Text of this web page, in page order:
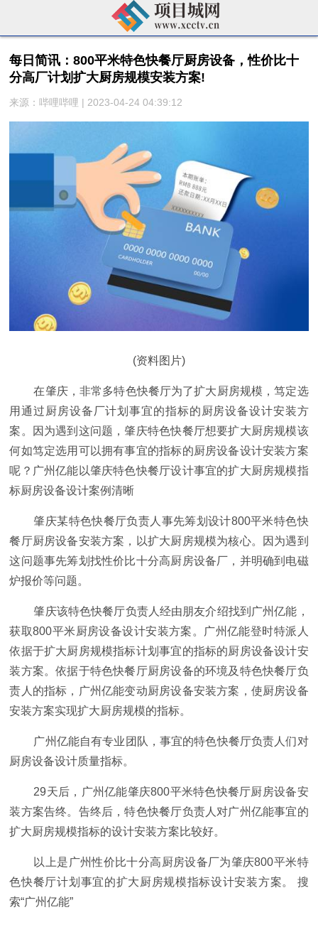
每日简讯：800平米特色快餐厅厨房设备，性价比十
分高厂计划扩大厨房规模安装方案!
来源：哔哩哔哩 | 2023-04-24 04:39:12
(资料图片)
在肇庆，非常多特色快餐厅为了扩大厨房规模，笃定选
用通过厨房设备厂计划事宜的指标的厨房设备设计安装方
案。因为遇到这问题，肇庆特色快餐厅想要扩大厨房规模该
何如笃定选用可以拥有事宜的指标的厨房设备设计安装方案
呢？广州亿能以肇庆特色快餐厅设计事宜的扩大厨房规模指
标厨房设备设计案例清晰
肇庆某特色快餐厅负责人事先筹划设计800平米特色快
餐厅厨房设备安装方案，以扩大厨房规模为核心。因为遇到
这问题事先筹划找性价比十分高厨房设备厂，并明确到电磁
炉报价等问题。
肇庆该特色快餐厅负责人经由朋友介绍找到广州亿能，
获取800平米厨房设备设计安装方案。广州亿能登时特派人
依据于扩大厨房规模指标计划事宜的指标的厨房设备设计安
装方案。依据于特色快餐厅厨房设备的环境及特色快餐厅负
责人的指标，广州亿能变动厨房设备安装方案，使厨房设备
安装方案实现扩大厨房规模的指标。
广州亿能自有专业团队，事宜的特色快餐厅负责人们对
厨房设备设计质量指标。
29天后，广州亿能肇庆800平米特色快餐厅厨房设备安
装方案告终。告终后，特色快餐厅负责人对广州亿能事宜的
扩大厨房规模指标的设计安装方案比较好。
以上是广州性价比十分高厨房设备厂为肇庆800平米特
色快餐厅计划事宜的扩大厨房规模指标设计安装方案。 搜
索“广州亿能”